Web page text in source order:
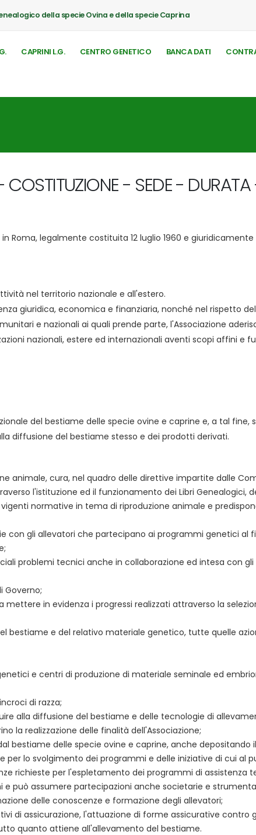
della specie Ovina e della specie Caprina
CAPRINI L.G. CENTRO GENETICO BANCA DATI
- SEDE -
in Roma, legalmente costituita 12 luglio 1960 e
nel territorio nazionale e all'estero.
giuridica, economica e finanziaria, nonché nel rispetto
e nazionali ai quali prende parte, l'Associazione
nazionali, estere ed internazionali aventi scopi affini e
del bestiame delle specie ovine e caprine e, a tal
diffusione del bestiame stesso e dei prodotti derivati.
animale, cura, nel quadro delle direttive impartite dalle
l'istituzione ed il funzionamento dei Libri Genealogici,
normative in tema di riproduzione animale e
con gli allevatori che partecipano ai programmi genetici
problemi tecnici anche in collaborazione ed intesa con
Governo;
in evidenza i progressi realizzati attraverso la
bestiame e del relativo materiale genetico, tutte quelle
e centri di produzione di materiale seminale ed
di razza;
alla diffusione del bestiame e delle tecnologie di
la realizzazione delle finalità dell'Associazione;
bestiame delle specie ovine e caprine, anche depositando
lo svolgimento dei programmi e delle iniziative di cui al
richieste per l'espletamento dei programmi di assistenza
può assumere partecipazioni anche societarie e
delle conoscenze e formazione degli allevatori;
di assicurazione, l'attuazione di forme assicurative
quanto attiene all'allevamento del bestiame.